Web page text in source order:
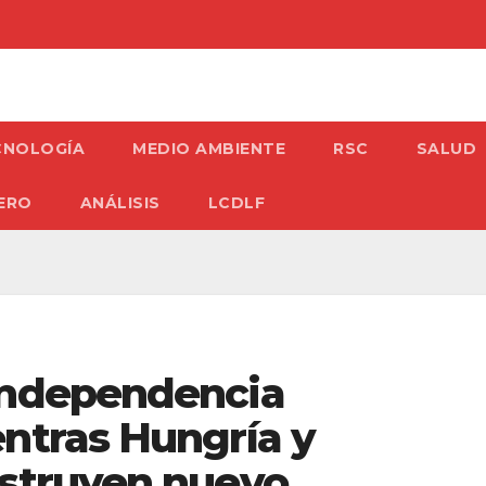
MEDIO AMBIENTE RSC SALUD
ANÁLISIS LCDLF
Hungría y